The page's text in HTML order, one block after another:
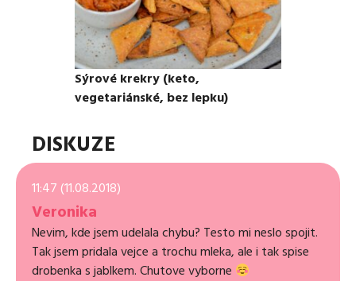
Sýrové krekry (keto,
vegetariánské, bez lepku)
DISKUZE
11:47 (11.08.2018)
Veronika
Nevim, kde jsem udelala chybu? Testo mi neslo spojit.
Tak jsem pridala vejce a trochu mleka, ale i tak spise
drobenka s jablkem. Chutove vyborne